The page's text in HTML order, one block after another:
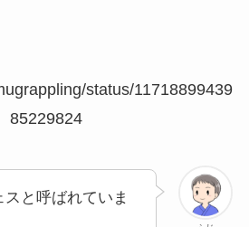
status/11718899439
85229824
と呼ばれていま